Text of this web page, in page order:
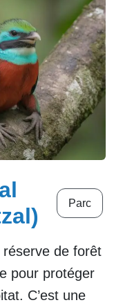
Parc
de forêt
pour protéger
C’est une